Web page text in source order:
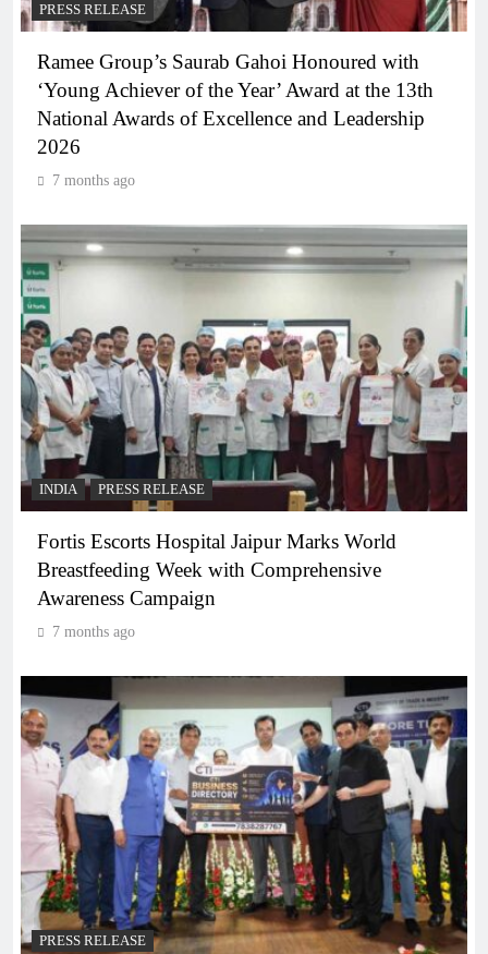
PRESS RELEASE
Ramee Group’s Saurab Gahoi Honoured with
‘Young Achiever of the Year’ Award at the 13th
National Awards of Excellence and Leadership
2026
7 months ago
INDIA PRESS RELEASE
Fortis Escorts Hospital Jaipur Marks World
Breastfeeding Week with Comprehensive
Awareness Campaign
7 months ago
PRESS RELEASE